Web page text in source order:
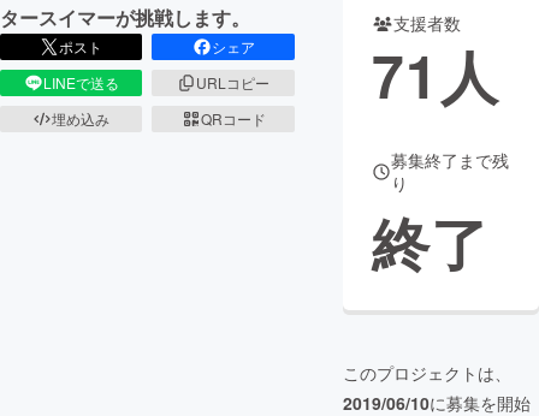
タースイマーが挑戦します。
ポスト
シェア
LINEで送る
URLコピー
埋め込み
QRコード
支援者数
71 人
募集終了まで残
り
終了
このプロジェクトは、
2019/06/10に募集を開始